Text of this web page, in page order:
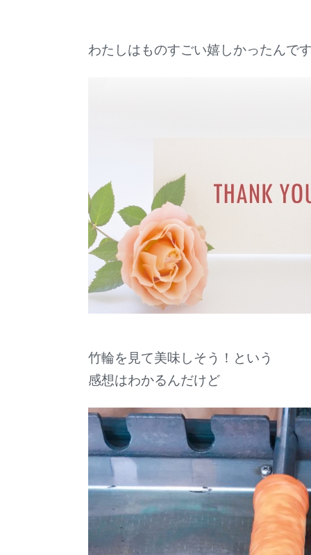
わたしはものすごい嬉しかったんで
竹輪を見て美味しそう！という
感想はわかるんだけど